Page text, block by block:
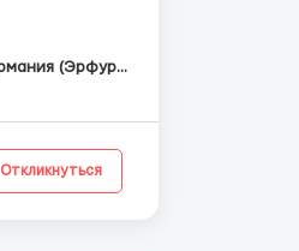
Германия (Эрфурт)
Откликнуться